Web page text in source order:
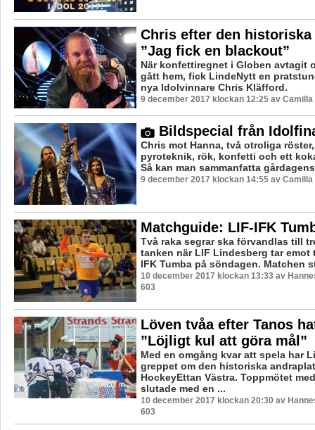
Chris efter den
”Jag fick en blackout”
När konfettiregnet i Globen avtagit
gått hem, fick LindeNytt en
nya Idolvinnare Chris Kläfford.
9 december 2017 klockan 12:25 av Camilla
Bildspecial från
Chris mot Hanna, två otroliga
pyroteknik, rök, konfetti och ett
Så kan man sammanfatta
9 december 2017 klockan 14:55 av Camilla
Matchguide: LIF-IFK
Två raka segrar ska förvandlas till
tanken när LIF Lindesberg tar emot
IFK Tumba på söndagen. Matchen
10 december 2017 klockan 13:33 av
603
Löven tvåa efter Tanos
”Löjligt kul att göra mål”
Med en omgång kvar att spela har
greppet om den historiska
HockeyEttan Västra. Toppmötet
slutade med en ...
10 december 2017 klockan 20:30 av
603